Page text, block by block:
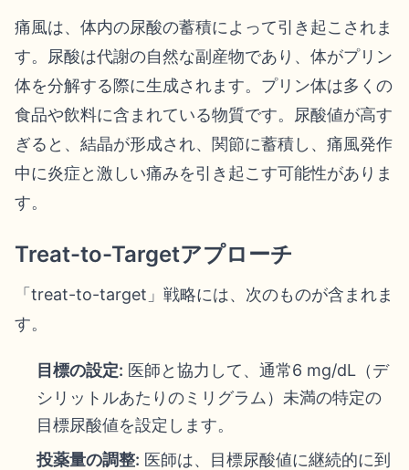
痛風は、体内の尿酸の蓄積によって引き起こされま
す。尿酸は代謝の自然な副産物であり、体がプリン
体を分解する際に生成されます。プリン体は多くの
食品や飲料に含まれている物質です。尿酸値が高す
ぎると、結晶が形成され、関節に蓄積し、痛風発作
中に炎症と激しい痛みを引き起こす可能性がありま
す。
Treat-to-Targetアプローチ
「treat-to-target」戦略には、次のものが含まれま
す。
目標の設定: 医師と協力して、通常6 mg/dL（デ
シリットルあたりのミリグラム）未満の特定の
目標尿酸値を設定します。
投薬量の調整: 医師は、目標尿酸値に継続的に到